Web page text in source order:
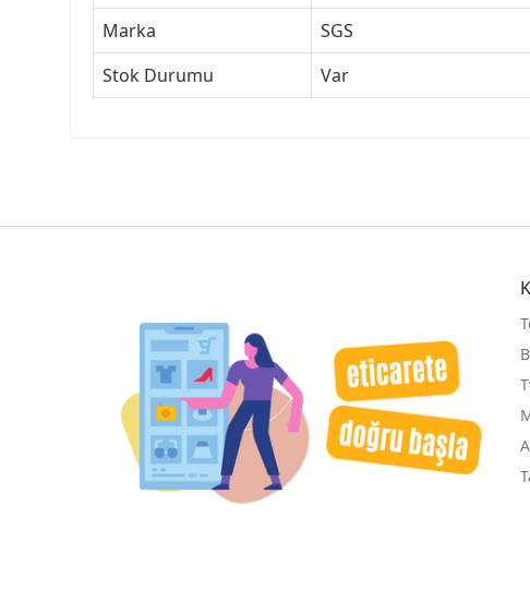
Marka
SGS
Stok Durumu
Var